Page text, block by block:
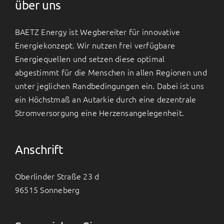
über uns
BAETZ Energy ist Wegbereiter für innovative
Energiekonzept. Wir nutzen frei verfügbare
Energiequellen und setzen diese optimal
abgestimmt für die Menschen in allen Regionen und
unter jeglichen Randbedingungen ein. Dabei ist uns
ein Höchstmaß an Autarkie durch eine dezentrale
Stromversorgung eine Herzensangelegenheit.
Anschrift
Oberlinder Straße 23 d
96515 Sonneberg